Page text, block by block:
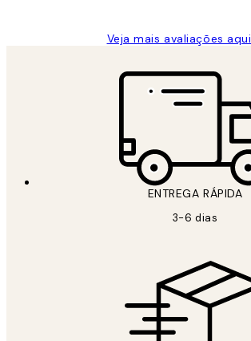
Veja mais avaliações aqui
ENTREGA RÁPIDA
3-6 dias